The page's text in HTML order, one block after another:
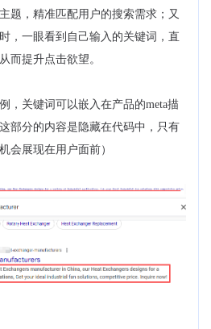
题，精准匹配用户的搜索需求；又
，一眼看到自己输入的关键词，直
而提升点击欲望。
，关键词可以嵌入在产品的meta描
部分的内容是隐藏在代码中，只有
会展现在用户面前）